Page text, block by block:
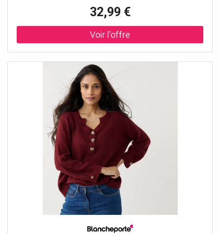
d’un jean casual à une jupe élégante en un clin d’œil. Un
essentiel à adopter toute l’année ! Taille• Longueur 62 cm
environComposition• Maille fantaisie 100%
acryliqueDescription• Maille en point de blé• Col tunisien
Base droite
32,99 €